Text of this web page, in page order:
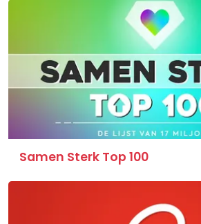
Samen Sterk Top 100